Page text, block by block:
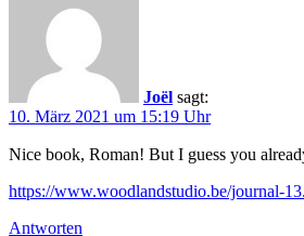
Joël sagt:
10. März 2021 um 15:19 Uhr
Nice book, Roman! But I guess you
https://www.woodlandstudio.be/journal-
Antworten